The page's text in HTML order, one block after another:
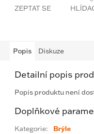
ZEPTAT SE
Popis Diskuze
Detailní popis
Popis produktu není
Doplňkové
Kategorie:
Brýle